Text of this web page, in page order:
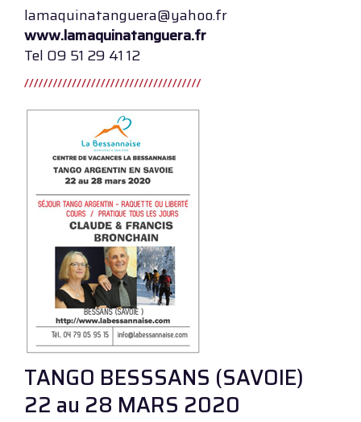
lamaquinatanguera@yahoo.fr
www.lamaquinatanguera.fr
Tel 09 51 29 41 12
TANGO BESSSANS (SAVOIE)
22 au 28 MARS 2020